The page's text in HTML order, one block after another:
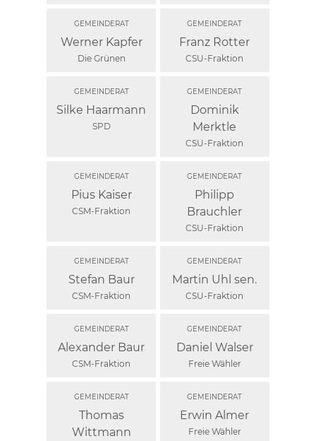
Erwin Almer
Freie Wähler
Alexander Baur
CSM-Fraktion
Stefan Baur
CSM-Fraktion
Philipp
Brauchler
CSU-Fraktion
Silke Haarmann
SPD
Pius Kaiser
CSM-Fraktion
Werner Kapfer
Die Grünen
Dominik
Merktle
CSU-Fraktion
Franz Rotter
CSU-Fraktion
Martin Uhl sen.
CSU-Fraktion
Daniel Walser
Freie Wähler
Thomas
Wittmann